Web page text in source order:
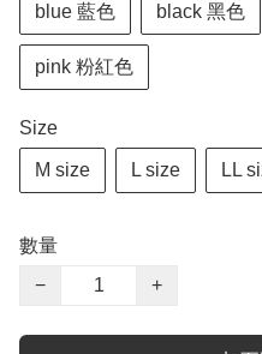
blue 藍色 black 黑色
pink 粉紅色
Size
M size L size LL
數量
−
+